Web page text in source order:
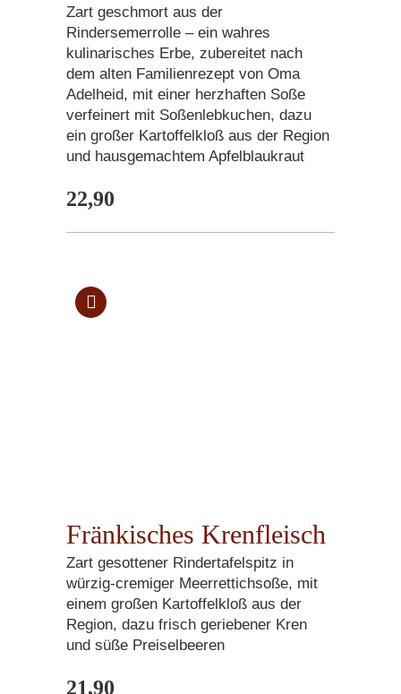
Zart geschmort aus der
Rindersemerrolle – ein wahres
kulinarisches Erbe, zubereitet nach
dem alten Familienrezept von Oma
Adelheid, mit einer herzhaften Soße
verfeinert mit Soßenlebkuchen, dazu
ein großer Kartoffelkloß aus der Region
und hausgemachtem Apfelblaukraut
22,90
Fränkisches Krenfleisch
Zart gesottener Rindertafelspitz in
würzig-cremiger Meerrettichsoße, mit
einem großen Kartoffelkloß aus der
Region, dazu frisch geriebener Kren
und süße Preiselbeeren
21,90